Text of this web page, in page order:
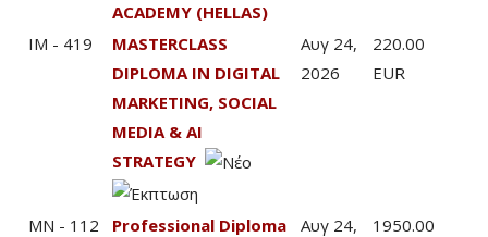
ACADEMY (HELLAS)
IM - 419
MASTERCLASS
DIPLOMA IN DIGITAL
MARKETING, SOCIAL
MEDIA & AI
STRATEGY
Αυγ 24,
2026
220.00
EUR
MN - 112
Professional Diploma
Αυγ 24,
1950.00